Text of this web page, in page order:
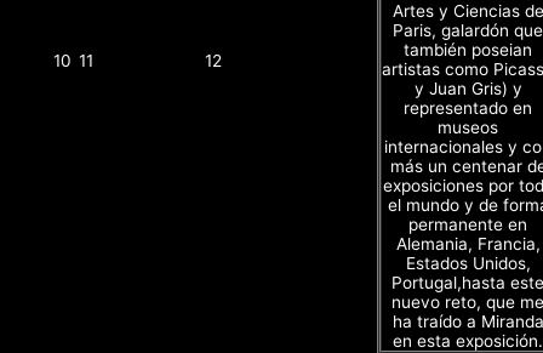
10 11 12
Artes y Ciencias de
Paris, galardón que
también poseian
artistas como
y Juan Gris) y
representado en
museos
internacionales y
más un centenar
exposiciones por
el mundo y de
permanente en
Alemania, Francia,
Estados Unidos,
Portugal,hasta este
nuevo reto, que me
ha traído a Miranda
en esta exposición.